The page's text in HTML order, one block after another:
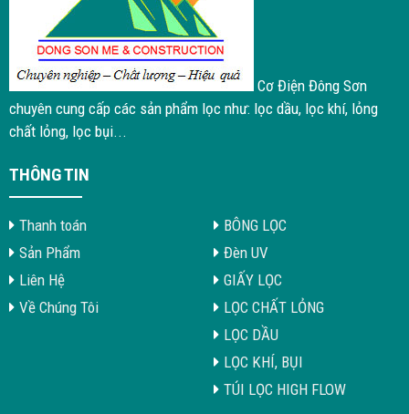
Cơ Điện Đông Sơn
chuyên cung cấp các sản phẩm lọc như: lọc dầu, lọc khí, lỏng
chất lỏng, lọc bụi...
THÔNG TIN
Thanh toán
Sản Phẩm
Liên Hệ
Về Chúng Tôi
BÔNG LỌC
Đèn UV
GIẤY LỌC
LỌC CHẤT LỎNG
LỌC DẦU
LỌC KHÍ, BỤI
TÚI LỌC HIGH FLOW